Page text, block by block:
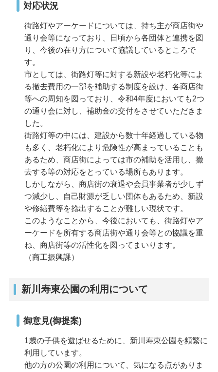
対応状況
街路灯やアーケードについては、持ち主が商店街や
通り会等になっており、日頃から各団体と連携を図
り、今後の在り方について協議しているところで
す。
市としては、街路灯等に対する新設や老朽化等によ
る撤去費用の一部を補助する制度を設け、各商店街
等への周知を図っており、令和4年度においても2つ
の通り会に対し、補助金の交付をさせていただきま
した。
街路灯等の中には、建設から数十年経過している物
も多く、老朽化により危険性が高まっていることも
あるため、商店街によっては市の補助を活用し、撤
去する等の対応をとっている場所もあります。
しかしながら、商店街の衰退や会員事業者が少しず
つ減少し、自己財源が乏しい団体もあるため、新設
や修繕費等を捻出することが難しい現状です。
このようなことから、今後においても、街路灯やア
ーケードを所有する商店街や通り会等との協議を重
ね、商店街等の活性化を図ってまいります。
（商工振興課）
新川寿東公園の利用について
御意見(御提案)
1歳の子供を遊ばせるために、新川寿東公園を頻繁に
利用しています。
他の方の公園の利用について、気になる点がありま